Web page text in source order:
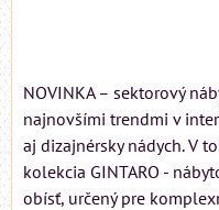
NOVINKA – sektorový
najnovšími trendmi v
aj dizajnérsky nádych. V
kolekcia GINTARO -
obísť, určený pre